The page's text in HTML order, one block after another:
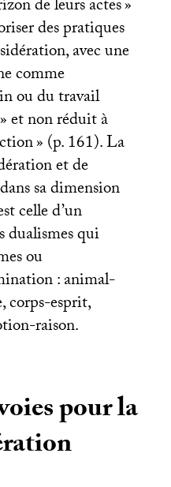
de leurs actes»
des pratiques
avec une
comme
ou du travail
» et non réduit à
» (p. 161). La
et de
sa dimension
celle d’un
dualismes qui
ou
: animal-
corps-esprit,
raison.
pour la